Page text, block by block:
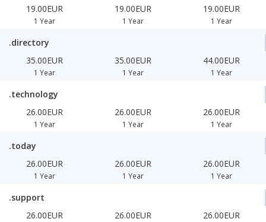
19.00EUR
1 Year
19.00EUR
1 Year
19.00EUR
1 Year
.directory
35.00EUR
1 Year
35.00EUR
1 Year
44.00EUR
1 Year
.technology
26.00EUR
1 Year
26.00EUR
1 Year
26.00EUR
1 Year
.today
26.00EUR
1 Year
26.00EUR
1 Year
26.00EUR
1 Year
.support
26.00EUR
26.00EUR 26.00EUR